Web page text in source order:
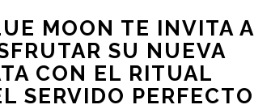
MOON TE INVITA A
SU NUEVA
CON EL RITUAL
SERVIDO PERFECTO